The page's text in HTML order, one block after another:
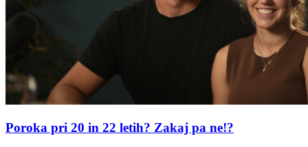
Poroka pri 20 in 22 letih? Zakaj pa ne!?